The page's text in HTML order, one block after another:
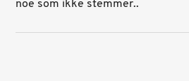
noe som ikke stemmer..